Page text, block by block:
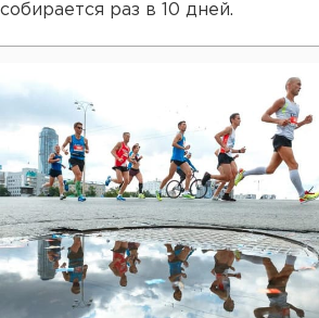
собирается раз в 10 дней.